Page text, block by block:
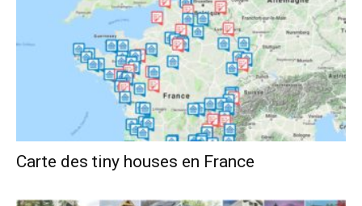
Carte des tiny houses en France